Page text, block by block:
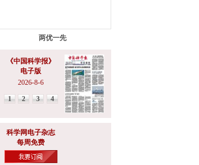
两优一先
《中国科学报》
电子版
2026-8-6
1 2 3 4
科学网电子杂志
每周免费